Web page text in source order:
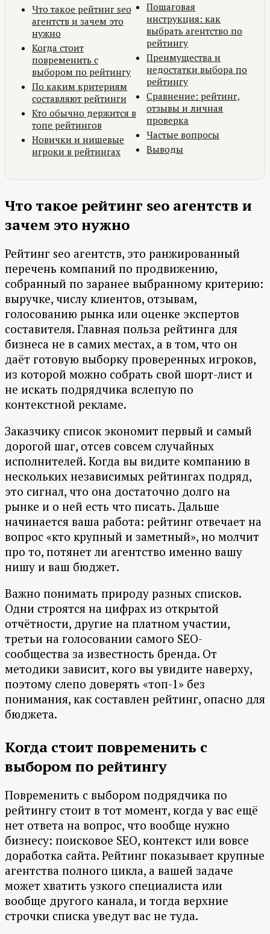
Что такое рейтинг seo
агентств и зачем это
нужно
Когда стоит
повременить с
выбором по рейтингу
По каким критериям
составляют рейтинги
Кто обычно держится в
топе рейтингов
Новички и нишевые
игроки в рейтингах
Пошаговая
инструкция: как
выбрать агентство по
рейтингу
Преимущества и
недостатки выбора по
рейтингу
Сравнение: рейтинг,
отзывы и личная
проверка
Частые вопросы
Выводы
Что такое рейтинг seo агентств и
зачем это нужно
Рейтинг seo агентств, это ранжированный
перечень компаний по продвижению,
собранный по заранее выбранному критерию:
выручке, числу клиентов, отзывам,
голосованию рынка или оценке экспертов
составителя. Главная польза рейтинга для
бизнеса не в самих местах, а в том, что он
даёт готовую выборку проверенных игроков,
из которой можно собрать свой шорт-лист и
не искать подрядчика вслепую по
контекстной рекламе.
Заказчику список экономит первый и самый
дорогой шаг, отсев совсем случайных
исполнителей. Когда вы видите компанию в
нескольких независимых рейтингах подряд,
это сигнал, что она достаточно долго на
рынке и о ней есть что писать. Дальше
начинается ваша работа: рейтинг отвечает на
вопрос «кто крупный и заметный», но молчит
про то, потянет ли агентство именно вашу
нишу и ваш бюджет.
Важно понимать природу разных списков.
Одни строятся на цифрах из открытой
отчётности, другие на платном участии,
третьи на голосовании самого SEO-
сообщества за известность бренда. От
методики зависит, кого вы увидите наверху,
поэтому слепо доверять «топ-1» без
понимания, как составлен рейтинг, опасно для
бюджета.
Когда стоит повременить с
выбором по рейтингу
Повременить с выбором подрядчика по
рейтингу стоит в тот момент, когда у вас ещё
нет ответа на вопрос, что вообще нужно
бизнесу: поисковое SEO, контекст или вовсе
доработка сайта. Рейтинг показывает крупные
агентства полного цикла, а вашей задаче
может хватить узкого специалиста или
вообще другого канала, и тогда верхние
строчки списка уведут вас не туда.